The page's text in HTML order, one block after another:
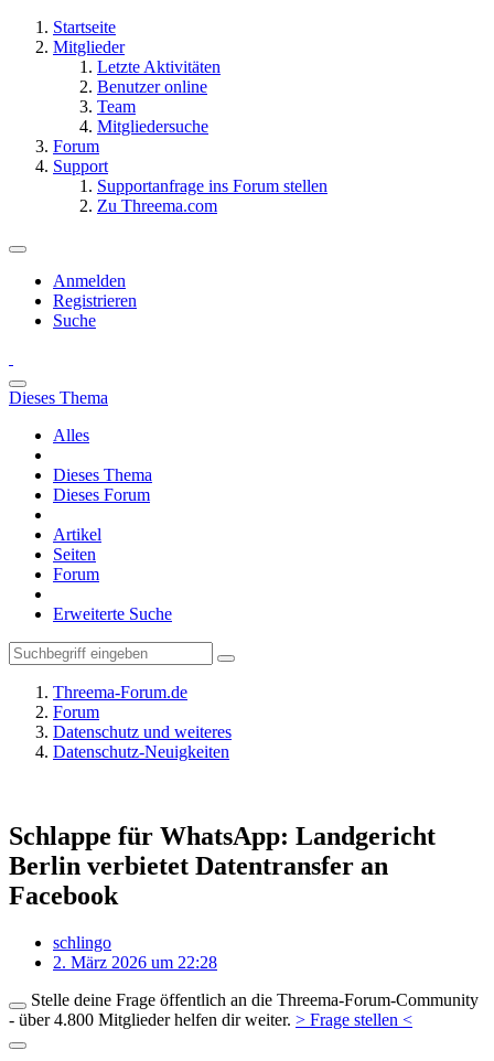
Startseite
Mitglieder
Letzte Aktivitäten
Benutzer online
Team
Mitgliedersuche
Forum
Support
Supportanfrage ins Forum stellen
Zu Threema.com
Anmelden
Registrieren
Suche
Dieses Thema
Alles
Dieses Thema
Dieses Forum
Artikel
Seiten
Forum
Erweiterte Suche
Threema-Forum.de
Forum
Datenschutz und weiteres
Datenschutz-Neuigkeiten
Schlappe für WhatsApp: Landgericht
Berlin verbietet Datentransfer an
Facebook
schlingo
2. März 2026 um 22:28
Stelle deine Frage öffentlich an die Threema-Forum-Community
- über 4.800 Mitglieder helfen dir weiter. > Frage stellen <